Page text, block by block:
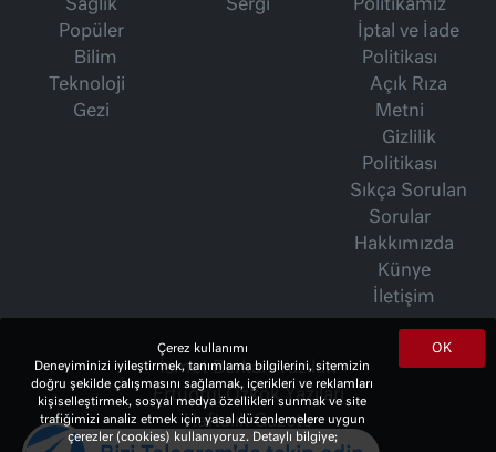
Sağlık
Popüler
Bilim
Teknoloji
Gezi
Sergi
Politikamız
İptal ve İade
Politikası
Açık Rıza
Metni
Gizlilik
Politikası
Sıkça Sorulan
Sorular
Hakkımızda
Künye
İletişim
İsmet Berkan Yazıları
Ertuğrul Özkök Yazıları
Haftalık Gazete
OK
Çerez kullanımı
Deneyiminizi iyileştirmek, tanımlama bilgilerini, sitemizin
doğru şekilde çalışmasını sağlamak, içerikleri ve reklamları
kişiselleştirmek, sosyal medya özellikleri sunmak ve site
trafiğimizi analiz etmek için yasal düzenlemelere uygun
çerezler (cookies) kullanıyoruz. Detaylı bilgiye;